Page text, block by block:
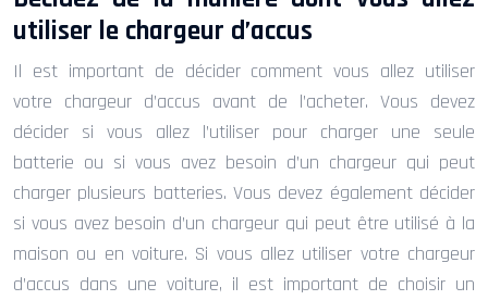
utiliser le chargeur d’accus
Il est important de décider comment vous allez utiliser
votre chargeur d’accus avant de l’acheter. Vous devez
décider si vous allez l’utiliser pour charger une seule
batterie ou si vous avez besoin d’un chargeur qui peut
charger plusieurs batteries. Vous devez également décider
si vous avez besoin d’un chargeur qui peut être utilisé à la
maison ou en voiture. Si vous allez utiliser votre chargeur
d’accus dans une voiture, il est important de choisir un